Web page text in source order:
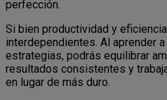
perfección.
Si bien productividad y
interdependientes. Al aprender
estrategias, podrás equilibrar
resultados consistentes y
en lugar de más duro.